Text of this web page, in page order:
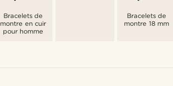
Bracelets de
montre en cuir
pour homme
Bracelets de
montre 18 mm